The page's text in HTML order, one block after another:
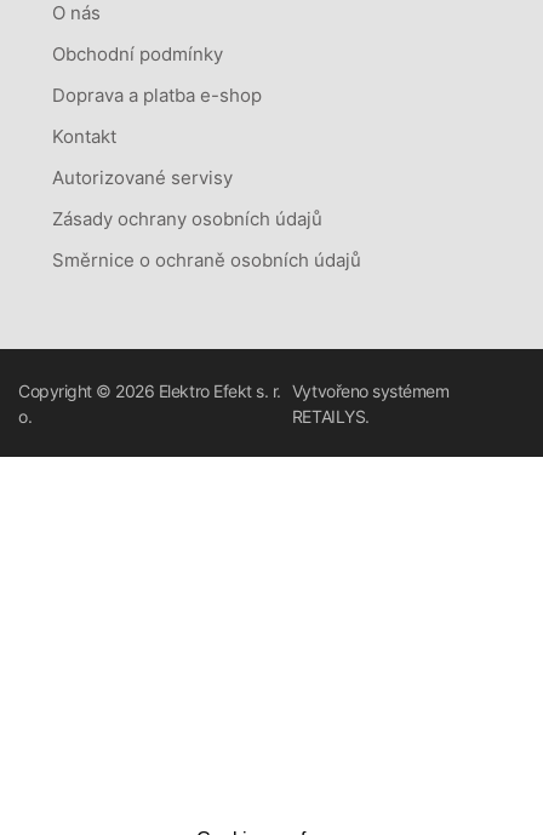
O nás
Obchodní podmínky
Doprava a platba e-shop
Kontakt
Autorizované servisy
Zásady ochrany osobních údajů
Směrnice o ochraně osobních údajů
Copyright © 2026 Elektro Efekt s. r.
o.
Vytvořeno systémem
RETAILYS.